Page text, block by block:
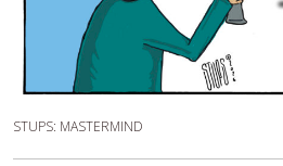
STUPS: MASTERMIND